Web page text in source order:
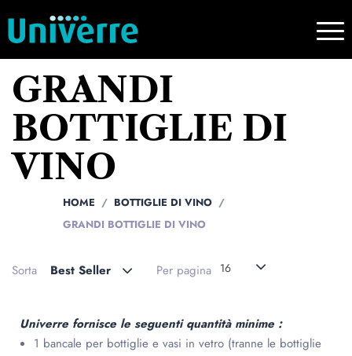
GRANDI
BOTTIGLIE DI
VINO
HOME
BOTTIGLIE DI VINO
GRANDI BOTTIGLIE DI VINO
Sorta Best Seller Per pagina 16
Univerre fornisce le seguenti quantità minime :
1 bancale per bottiglie e vasi in vetro (tranne le bottiglie